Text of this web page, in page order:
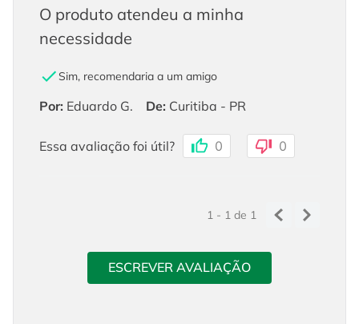
O produto atendeu a minha
necessidade
Sim, recomendaria a um amigo
Por: Eduardo G. De: Curitiba - PR
Essa avaliação foi útil? 0 0
1 - 1de 1
ESCREVER AVALIAÇÃO